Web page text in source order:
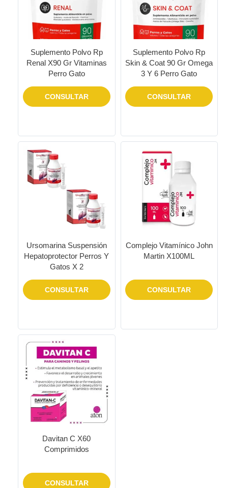
Suplemento Polvo Rp
Renal X90 Gr Vitaminas
Perro Gato
CONSULTAR
Suplemento Polvo Rp
Skin & Coat 90 Gr Omega
3 Y 6 Perro Gato
CONSULTAR
Ursomarina Suspensión
Hepatoprotector Perros Y
Gatos X 2
CONSULTAR
Complejo Vitamínico John
Martin X100ML
CONSULTAR
Davitan C X60
Comprimidos
CONSULTAR